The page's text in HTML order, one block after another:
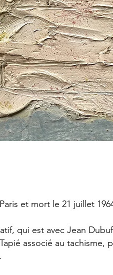
et mort le 21 juillet
qui est avec Jean
associé au tachisme,